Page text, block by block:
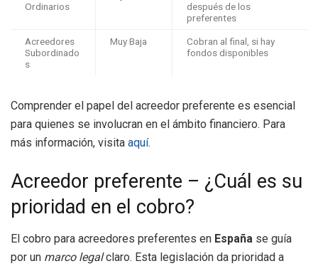
Ordinarios
después de los
preferentes
Acreedores
Subordinado
s
Muy Baja
Cobran al final, si hay
fondos disponibles
Comprender el papel del acreedor preferente es esencial
para quienes se involucran en el ámbito financiero. Para
más información, visita aquí.
Acreedor preferente – ¿Cuál es su
prioridad en el cobro?
El cobro para acreedores preferentes en España se guía
por un marco legalclaro. Esta legislación da prioridad a